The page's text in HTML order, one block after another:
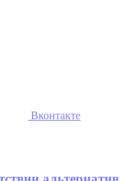
Вконтакте